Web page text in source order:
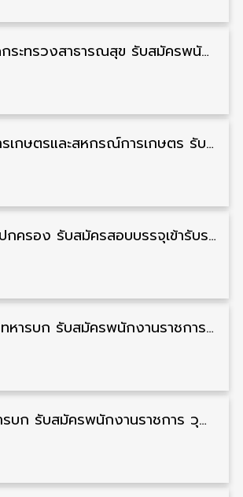
สำนักงานปลัดกระทรวงสาธารณสุข รับสมัครพนักงานราชการรูปแบบพิเศษ วุฒิ ปวส./ป.ตรี 102 อัตรา รับสมัคร 17 – 28 สิงหาคม
ธนาคารเพื่อการเกษตรและสหกรณ์การเกษตร รับสมัครบุคคลเพื่อเป็นผู้ช่วยพนักงาน วุฒิ ป.ตรี 5 อัตรา รับสมัคร 4 – 14 สิงหาคม
สํานักงานศาลปกครอง รับสมัครสอบบรรจุเข้ารับราชการ วุฒิ ป.ตรี 72 อัตรา รับสมัคร 31 สิงหาคม – 18 กันยายน
กรมพลาธิการทหารบก รับสมัครพนักงานราชการ วุฒิ ม.3/ม.6/ปวช. 66 อัตรา รับสมัคร 10 – 17 สิงหาคม
กรมแพทย์ทหารบก รับสมัครพนักงานราชการ วุฒิ ม.3/ม.6/ปวช./ปวท./ปวส. 6 อัตรา รับสมัคร 3 – 7 สิงหาคม